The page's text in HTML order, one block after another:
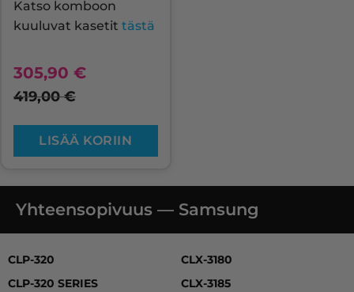
Katso komboon
kuuluvat kasetit tästä
305,90 €
419,00€
LISÄÄ KORIIN
Yhteensopivuus — Samsung
CLP-320
CLP-320 SERIES
CLX-3180
CLX-3185